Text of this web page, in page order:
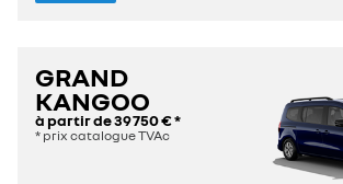
GRAND
KANGOO
à partir de39 750 €*
* prix catalogue TVAc